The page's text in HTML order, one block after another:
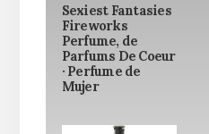
Sexiest Fantasies
Fireworks
Perfume, de
Parfums De Coeur
· Perfume de
Mujer